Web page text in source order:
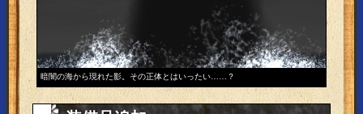
暗闇の海から現れた影。その正体とはいったい……？